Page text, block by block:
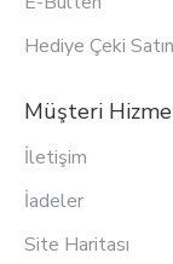
Hediye Çeki
Müşteri
İletişim
İadeler
Site Haritası